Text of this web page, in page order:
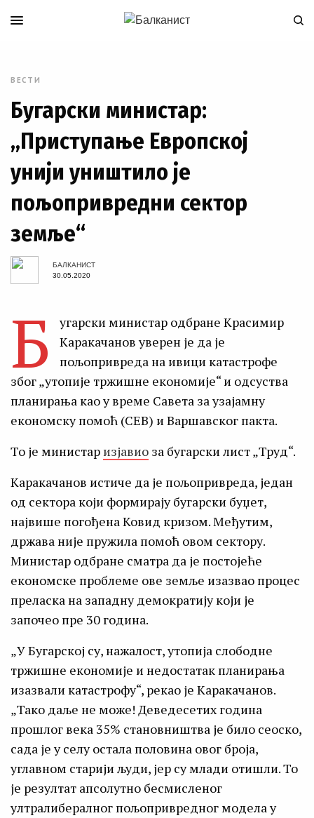
ВЕСТИ
Бугарски министар:
„Приступање Европској
унији уништило је
пољопривредни сектор
земље“
БАЛКАНИСТ
30.05.2020
Б
угарски министар одбране Красимир
Каракачанов уверен је да је
пољопривреда на ивици катастрофе
због „утопије тржишне економије“ и одсуства
планирања као у време Савета за узајамну
економску помоћ (СЕВ) и Варшавског пакта.
То је министар изјавио за бугарски лист „Труд“.
Каракачанов истиче да је пољопривреда, један
од сектора који формирају бугарски буџет,
највише погођена Ковид кризом. Међутим,
држава није пружила помоћ овом сектору.
Министар одбране сматра да је постојеће
економске проблеме ове земље изазвао процес
преласка на западну демократију који је
започео пре 30 година.
„У Бугарској су, нажалост, утопија слободне
тржишне економије и недостатак планирања
изазвали катастрофу“, рекао је Каракачанов.
„Тако даље не може! Деведесетих година
прошлог века 35% становништва је било сеоско,
сада је у селу остала половина овог броја,
углавном старији људи, јер су млади отишли. То
је резултат апсолутно бесмисленог
ултралибералног пољопривредног модела у